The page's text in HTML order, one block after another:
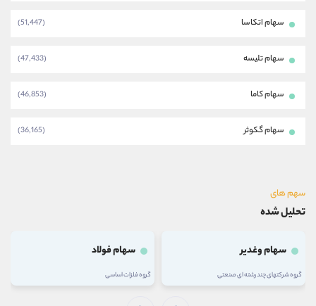
سهام اتکاسا (51,447)
سهام تلیسه (47,433)
سهام کاما (46,853)
سهام گکوثر (36,165)
سهم های
تحلیل شده
سهام وغدیر
گروه شرکتهای چند رشته ای صنعتی
سهام فولاد
گروه فلزات اساسی